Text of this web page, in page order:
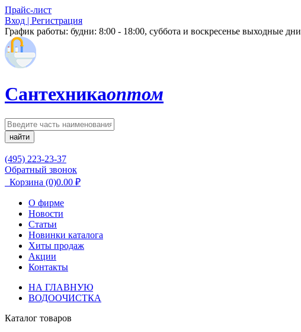
Прайс-лист
Вход | Регистрация
График работы: будни: 8:00 - 18:00, суббота и воскресенье выходные дни
Сантехникаоптом
найти
(495) 223-23-37
Обратный звонок
Корзина (0)0.00 ₽
О фирме
Новости
Статьи
Новинки каталога
Хиты продаж
Акции
Контакты
НА ГЛАВНУЮ
ВОДООЧИСТКА
Каталог товаров